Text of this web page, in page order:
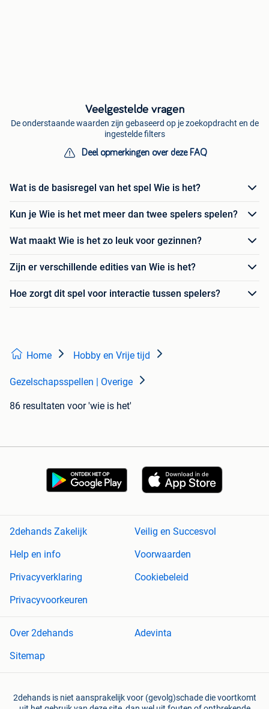
Veelgestelde vragen
De onderstaande waarden zijn gebaseerd op je zoekopdracht en de
ingestelde filters
Deel opmerkingen over deze FAQ
Wat is de basisregel van het spel Wie is het?
Kun je Wie is het met meer dan twee spelers spelen?
Wat maakt Wie is het zo leuk voor gezinnen?
Zijn er verschillende edities van Wie is het?
Hoe zorgt dit spel voor interactie tussen spelers?
Home Hobby en Vrije tijd
Gezelschapsspellen | Overige
86 resultaten voor 'wie is het'
2dehands Zakelijk
Veilig en Succesvol
Help en info
Voorwaarden
Privacyverklaring
Cookiebeleid
Privacyvoorkeuren
Over 2dehands
Adevinta
Sitemap
2dehands is niet aansprakelijk voor (gevolg)schade die voortkomt